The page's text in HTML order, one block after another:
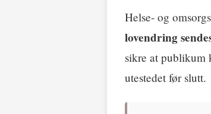
Helse- og
lovendring
sikre at publikum
utestedet før slutt.